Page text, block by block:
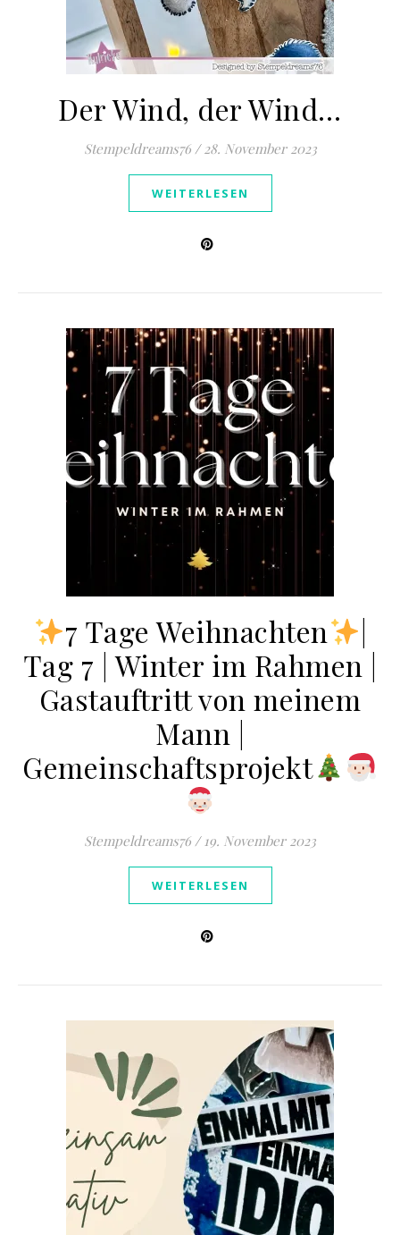
Der Wind, der Wind…
Stempeldreams76 / 28. November 2023
WEITERLESEN
7 Tage Weihnachten
|
Tag 7 | Winter im Rahmen |
Gastauftritt von meinem
Mann |
Gemeinschaftsprojekt
Stempeldreams76 / 19. November 2023
WEITERLESEN